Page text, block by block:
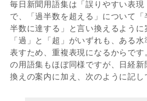
毎日新聞用語集は「誤りやすい表
で、「過半数を超える」について「
半数に達する」と言い換えるように
「過」と「超」がいずれも、ある
表すため、重複表現になるからで
の用語集もほぼ同様ですが、日経
換えの案内に加え、次のように記し